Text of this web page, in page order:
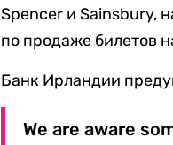
Spencer и Sainsbury,
по продаже билетов
Банк Ирландии
We are aware